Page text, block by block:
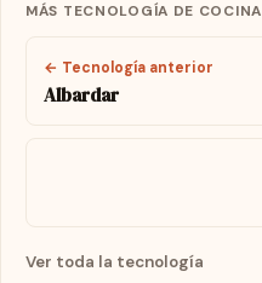
MÁS TECNOLOGÍA DE COCINA
← Tecnología anterior
Albardar
Ver toda la tecnología